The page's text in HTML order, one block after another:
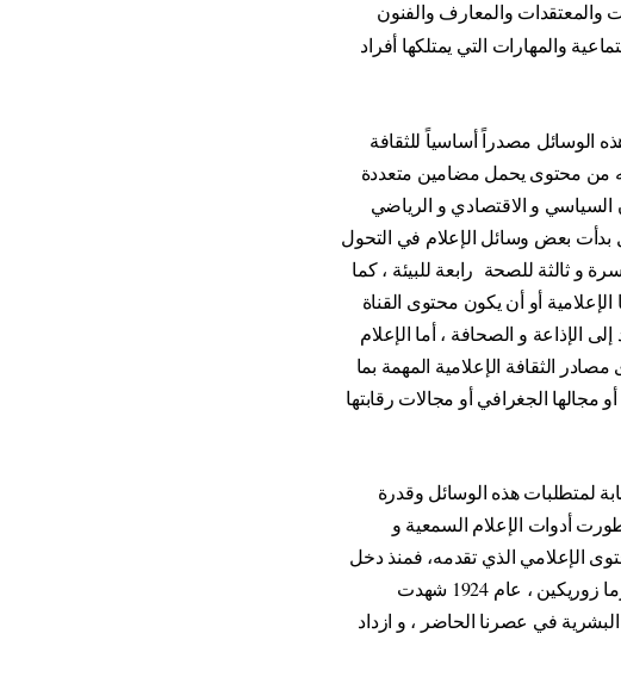
والمعتقدات والمعارف والفنون
والمهارات التي يمتلكها أفراد
الوسائل مصدراً أساسياً للثقافة
من محتوى يحمل مضامين متعددة
السياسي و الاقتصادي و الرياضي
بدأت بعض وسائل الإعلام في التحول
ثالثة للصحة رابعة للبيئة ، كما
أو أن يكون محتوى القناة
الإذاعة و الصحافة ، أما الإعلام
الثقافة الإعلامية المهمة بما
مجالها الجغرافي أو مجالات رقابتها
لمتطلبات هذه الوسائل وقدرة
أدوات الإعلام السمعية و
الإعلامي الذي تقدمه، فمنذ دخل
التلفزيون إلى حياة الإنسان على يد عالم الفيزياء الأمريكي (الروسي الأصل) فلاديمير كوزما زوريكين ، عام 1924 شهدت
في عصرنا الحاضر ، و ازداد